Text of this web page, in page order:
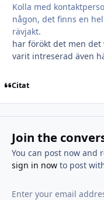
Kolla med
någon, det finns en
rävjakt.
har förökt det men
varit intreserad även
Citat
Join the
You can post now and
sign in nowto post